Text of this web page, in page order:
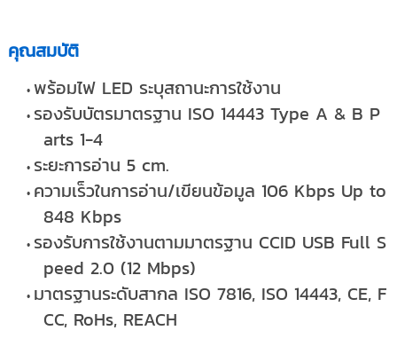
คุณสมบัติ
พร้อมไฟ LED ระบุสถานะการใช้งาน
รองรับบัตรมาตรฐาน ISO 14443 Type A & B P
arts 1-4
ระยะการอ่าน 5 cm.
ความเร็วในการอ่าน/เขียนข้อมูล 106 Kbps Up to
848 Kbps
รองรับการใช้งานตามมาตรฐาน CCID USB Full S
peed 2.0 (12 Mbps)
มาตรฐานระดับสากล ISO 7816, ISO 14443, CE, F
CC, RoHs, REACH